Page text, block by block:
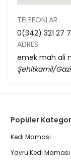
TELEFONLAR
0(342) 321 27
ADRES
emek mah ali
Şehitkamil/
Popüler
Kedi Maması
Yavru Kedi Maması